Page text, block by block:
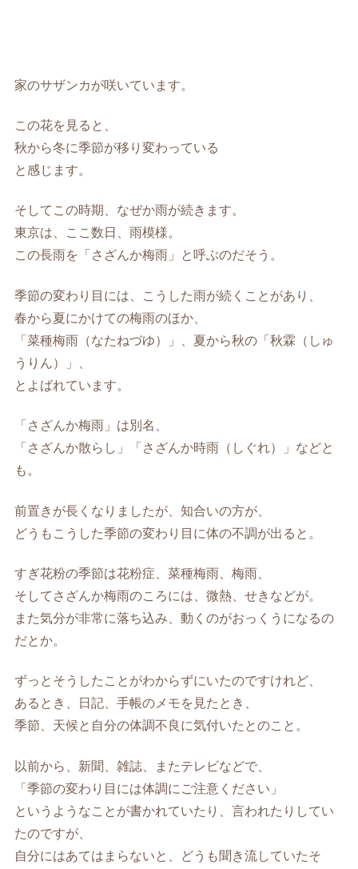
家のサザンカが咲いています。
この花を見ると、
秋から冬に季節が移り変わっている
と感じます。
そしてこの時期、なぜか雨が続きます。
東京は、ここ数日、雨模様。
この長雨を「さざんか梅雨」と呼ぶのだそう。
季節の変わり目には、こうした雨が続くことがあり、
春から夏にかけての梅雨のほか、
「菜種梅雨（なたねづゆ）」、夏から秋の「秋霖（しゅ
うりん）」、
とよばれています。
「さざんか梅雨」は別名、
「さざんか散らし」「さざんか時雨（しぐれ）」などと
も。
前置きが長くなりましたが、知合いの方が、
どうもこうした季節の変わり目に体の不調が出ると。
すぎ花粉の季節は花粉症、菜種梅雨、梅雨、
そしてさざんか梅雨のころには、微熱、せきなどが。
また気分が非常に落ち込み、動くのがおっくうになるの
だとか。
ずっとそうしたことがわからずにいたのですけれど、
あるとき、日記、手帳のメモを見たとき、
季節、天候と自分の体調不良に気付いたとのこと。
以前から、新聞、雑誌、またテレビなどで、
「季節の変わり目には体調にご注意ください」
というようなことが書かれていたり、言われたりしてい
たのですが、
自分にはあてはまらないと、どうも聞き流していたそ